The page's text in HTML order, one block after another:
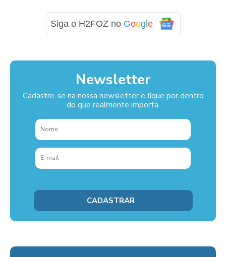
Siga o H2FOZ no Goog e
Newsletter
Cadastre-se na nossa newsletter e fique por dentro
do que realmente importa.